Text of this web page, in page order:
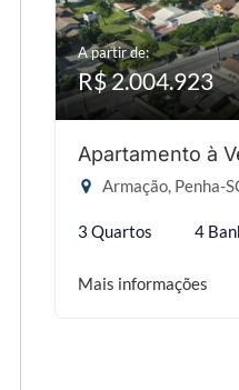
A partir de:
R$ 2.004.923
Apartamento à
Armação, Penha-
3 Quartos 4
Mais informações